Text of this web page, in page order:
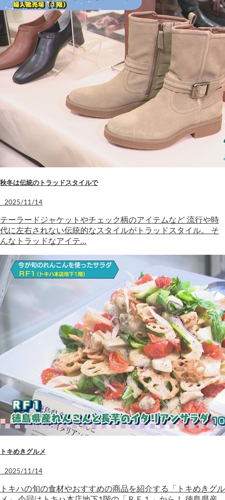
秋冬は伝統のトラッドスタイルで
2025/11/14
テーラードジャケットやチェック柄のアイテムなど 流行や時
代に左右されない伝統的なスタイルがトラッドスタイル。 そ
んなトラッドなアイテ…
トキめきグルメ
2025/11/14
トキハの旬の食材やおすすめの商品を紹介する「トキめきグル